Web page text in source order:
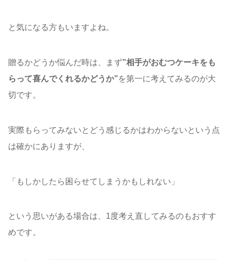
と気になる方もいますよね。
贈るかどうか悩んだ時は、まず”相手がおむつケーキをも
らって喜んでくれるかどうか”を第一に考えてみるのが大
切です。
実際もらってみないとどう感じるかはわからないという点
は確かにありますが、
「もしかしたら困らせてしまうかもしれない」
という思いがある場合は、1度考え直してみるのもおすす
めです。